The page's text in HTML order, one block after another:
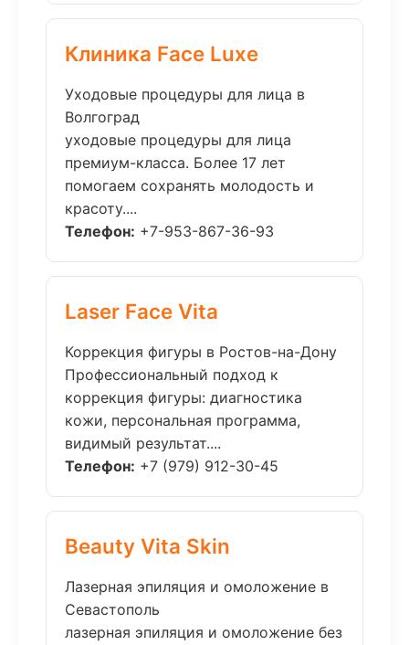
Клиника Face Luxe
Уходовые процедуры для лица в
Волгоград
уходовые процедуры для лица
премиум-класса. Более 17 лет
помогаем сохранять молодость и
красоту....
Телефон: +7-953-867-36-93
Laser Face Vita
Коррекция фигуры в Ростов-на-Дону
Профессиональный подход к
коррекция фигуры: диагностика
кожи, персональная программа,
видимый результат....
Телефон: +7 (979) 912-30-45
Beauty Vita Skin
Лазерная эпиляция и омоложение в
Севастополь
лазерная эпиляция и омоложение без